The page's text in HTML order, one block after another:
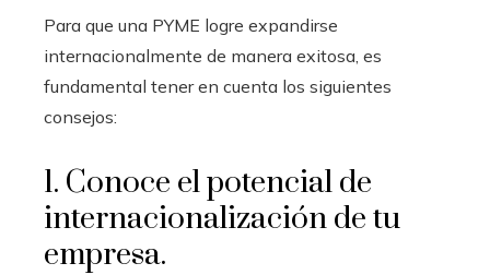
Para que una PYME logre expandirse
internacionalmente de manera exitosa, es
fundamental tener en cuenta los siguientes
consejos:
1. Conoce el potencial de
internacionalización de tu
empresa.